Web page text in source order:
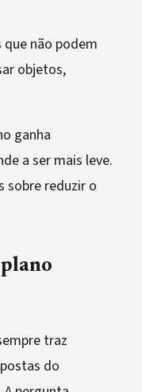
não podem
objetos,
ganha
a ser mais leve.
sobre reduzir o
traz
do